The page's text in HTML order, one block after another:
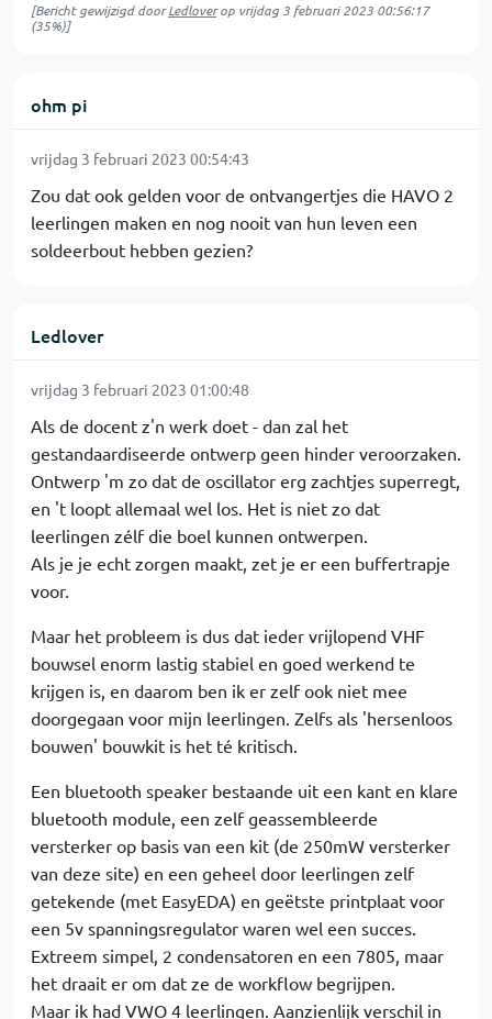
[Bericht gewijzigd doorLedloverop vrijdag 3 februari 2023 00:56:17
(35%)]
ohm pi
vrijdag 3 februari 2023 00:54:43
Zou dat ook gelden voor de ontvangertjes die HAVO 2
leerlingen maken en nog nooit van hun leven een
soldeerbout hebben gezien?
Ledlover
vrijdag 3 februari 2023 01:00:48
Als de docent z'n werk doet - dan zal het
gestandaardiseerde ontwerp geen hinder veroorzaken.
Ontwerp 'm zo dat de oscillator erg zachtjes superregt,
en 't loopt allemaal wel los. Het is niet zo dat
leerlingen zélf die boel kunnen ontwerpen.
Als je je echt zorgen maakt, zet je er een buffertrapje
voor.
Maar het probleem is dus dat ieder vrijlopend VHF
bouwsel enorm lastig stabiel en goed werkend te
krijgen is, en daarom ben ik er zelf ook niet mee
doorgegaan voor mijn leerlingen. Zelfs als 'hersenloos
bouwen' bouwkit is het té kritisch.
Een bluetooth speaker bestaande uit een kant en klare
bluetooth module, een zelf geassembleerde
versterker op basis van een kit (de 250mW versterker
van deze site) en een geheel door leerlingen zelf
getekende (met EasyEDA) en geëtste printplaat voor
een 5v spanningsregulator waren wel een succes.
Extreem simpel, 2 condensatoren en een 7805, maar
het draait er om dat ze de workflow begrijpen.
Maar ik had VWO 4 leerlingen. Aanzienlijk verschil in